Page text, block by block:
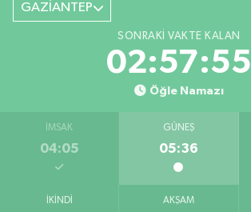
GAZİANTEP
SONRAKI VAKTE KALAN
02:57:55
Öğle Namazı
İMSAK
04:05
GÜNEŞ
05:36
İKINDI AKŞAM